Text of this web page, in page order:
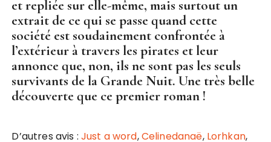
et repliée sur elle-même, mais surtout un
extrait de ce qui se passe quand cette
société est soudainement confrontée à
l’extérieur à travers les pirates et leur
annonce que, non, ils ne sont pas les seuls
survivants de la Grande Nuit. Une très belle
découverte que ce premier roman !
D’autres avis : Just a word,Celinedanaë, Lorhkan,